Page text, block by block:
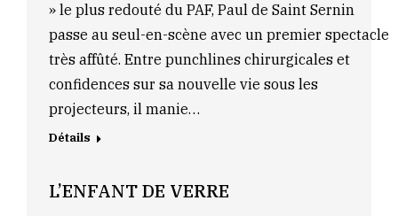
» le plus redouté du PAF, Paul de Saint Sernin
passe au seul-en-scène avec un premier spectacle
très affûté. Entre punchlines chirurgicales et
confidences sur sa nouvelle vie sous les
projecteurs, il manie…
Détails
L’ENFANT DE VERRE